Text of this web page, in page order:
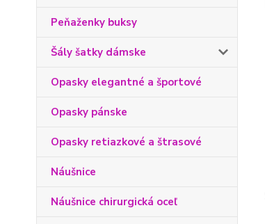
Peňaženky buksy
Šály šatky dámske
Opasky elegantné a športové
Opasky pánske
Opasky retiazkové a štrasové
Náušnice
Náušnice chirurgická oceľ